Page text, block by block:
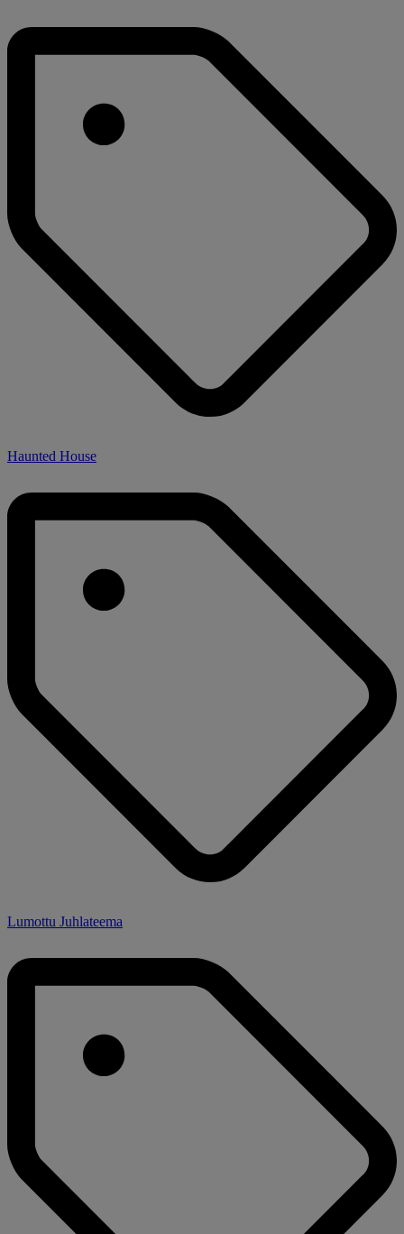
Haunted House
Lumottu Juhlateema